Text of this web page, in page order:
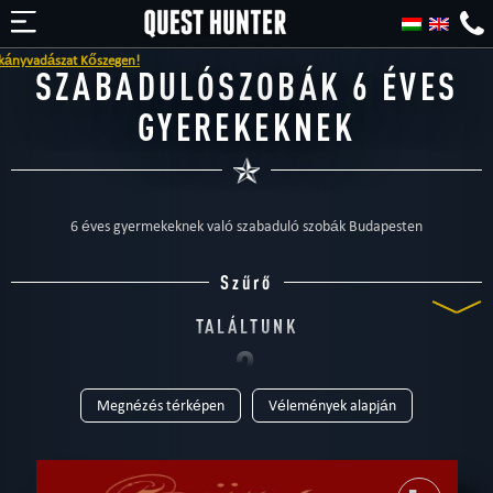
Kőszegen!
SZABADULÓSZOBÁK 6 ÉVES
GYEREKEKNEK
6 éves gyermekeknek való szabaduló szobák Budapesten
Szűrő
TALÁLTUNK
2
SZABADULÓSZOBÁT
Mind Otthoni Szabadtéri Szabadulószoba
Gyerekeknek
Megnézés térképen Vélemények alapján